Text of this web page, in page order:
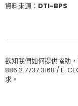
資料來源：DTI-BPS
欲知我們如何提供協助
886.2.7737.3168 / E:
求。